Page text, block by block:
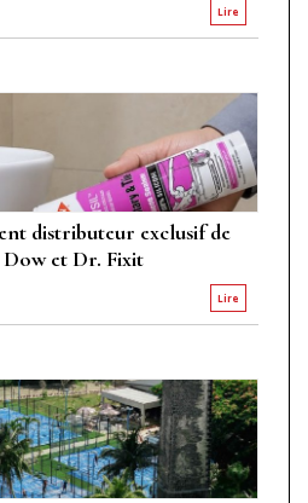
Lire
distributeur exclusif de
et Dr. Fixit
Lire